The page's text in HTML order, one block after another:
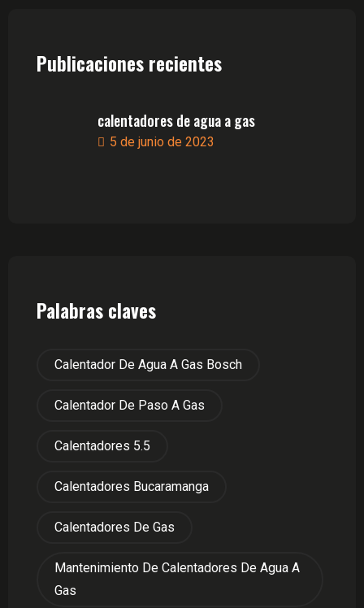
Publicaciones recientes
calentadores de agua a gas
5 de junio de 2023
Palabras claves
Calentador De Agua A Gas Bosch
Calentador De Paso A Gas
Calentadores 5.5
Calentadores Bucaramanga
Calentadores De Gas
Mantenimiento De Calentadores De Agua A
Gas